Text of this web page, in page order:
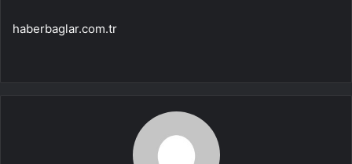
haberbaglar.com.tr